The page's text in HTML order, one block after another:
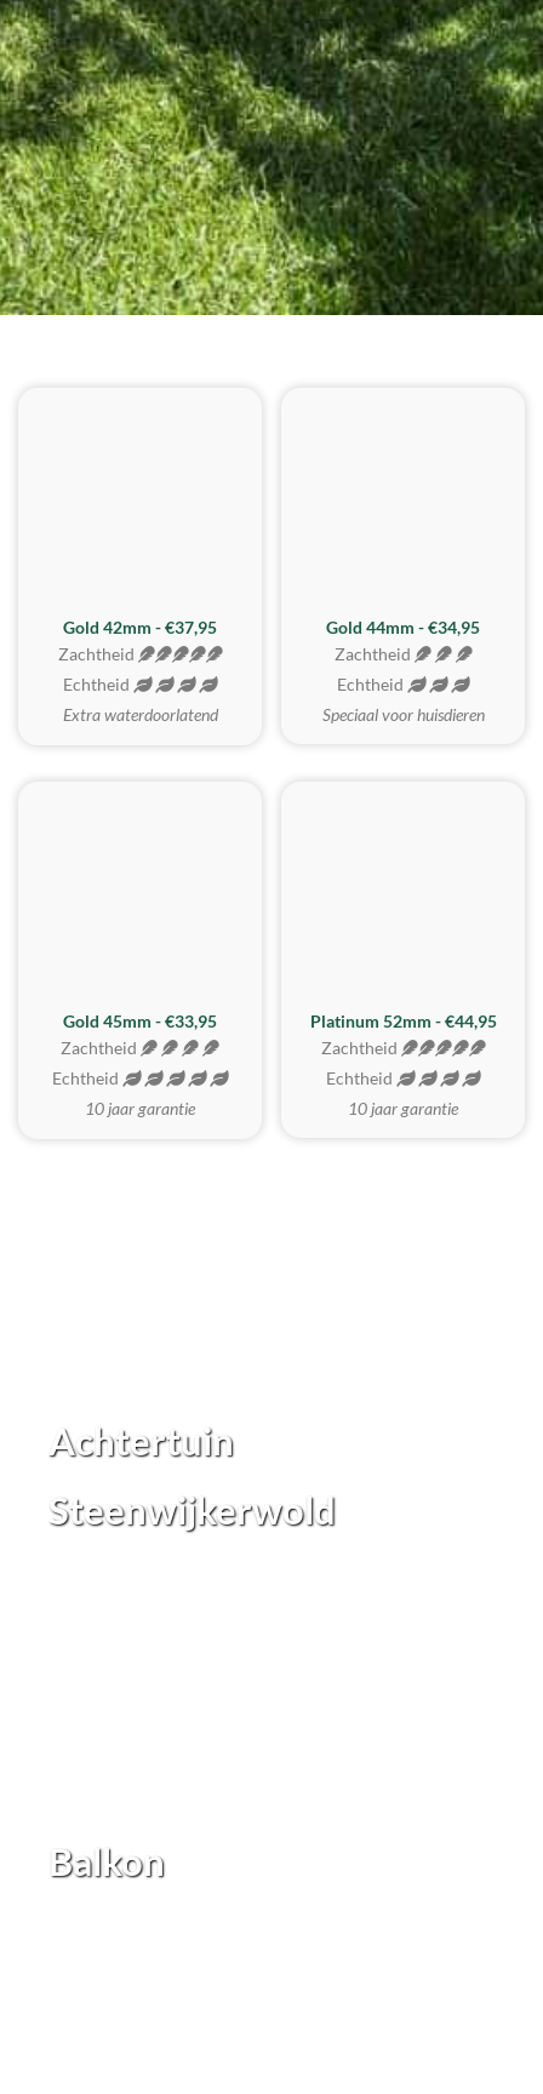
ZACHTSTE
Gold 42mm - €37,95
Zachtheid
Echtheid
Extra waterdoorlatend
Gold 44mm - €34,95
Zachtheid
Echtheid
Speciaal voor huisdieren
REALISTISCH
Gold 45mm - €33,95
Zachtheid
Echtheid
10 jaar garantie
ZACHTSTE
Platinum 52mm - €44,95
Zachtheid
Echtheid
10 jaar garantie
Achtertuin
Steenwijkerwold
Balkon